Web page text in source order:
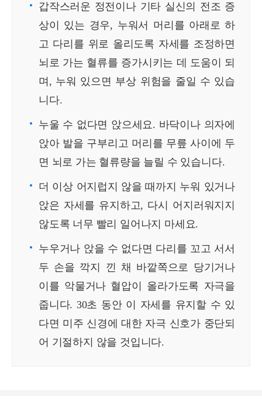
갑작스러운 정전이나 기타 실신의 전조 증
상이 있는 경우, 누워서 머리를 아래로 하
고 다리를 위로 올리도록 자세를 조정하면
뇌로 가는 혈류를 증가시키는 데 도움이 되
며, 누워 있으면 부상 위험을 줄일 수 있습
니다.
누울 수 없다면 앉으세요. 바닥이나 의자에
앉아 발을 구부리고 머리를 무릎 사이에 두
면 뇌로 가는 혈류량을 늘릴 수 있습니다.
더 이상 어지럽지 않을 때까지 누워 있거나
앉은 자세를 유지하고, 다시 어지러워지지
않도록 너무 빨리 일어나지 마세요.
누우거나 앉을 수 없다면 다리를 꼬고 서서
두 손을 깍지 낀 채 바깥쪽으로 당기거나
이를 악물거나 혈압이 올라가도록 자극을
줍니다. 30초 동안 이 자세를 유지할 수 있
다면 미주 신경에 대한 자극 신호가 중단되
어 기절하지 않을 것입니다.